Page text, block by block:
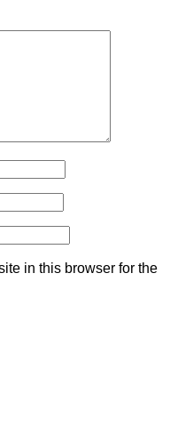
in this browser for the